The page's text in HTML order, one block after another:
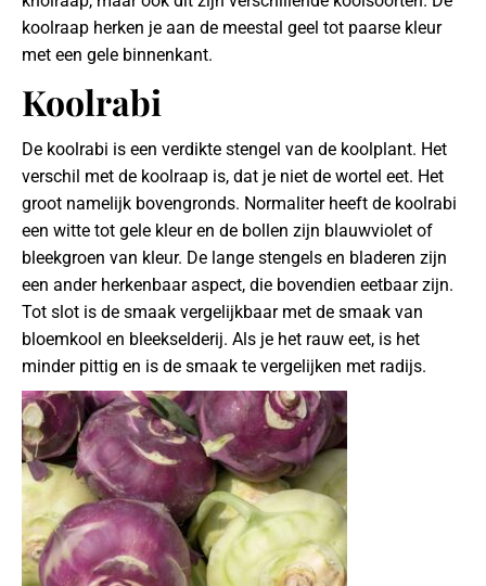
koolraap herken je aan de meestal geel tot paarse kleur
met een gele binnenkant.
Koolrabi
De koolrabi is een verdikte stengel van de koolplant. Het
verschil met de koolraap is, dat je niet de wortel eet. Het
groot namelijk bovengronds. Normaliter heeft de koolrabi
een witte tot gele kleur en de bollen zijn blauwviolet of
bleekgroen van kleur. De lange stengels en bladeren zijn
een ander herkenbaar aspect, die bovendien eetbaar zijn.
Tot slot is de smaak vergelijkbaar met de smaak van
bloemkool en bleekselderij. Als je het rauw eet, is het
minder pittig en is de smaak te vergelijken met radijs.